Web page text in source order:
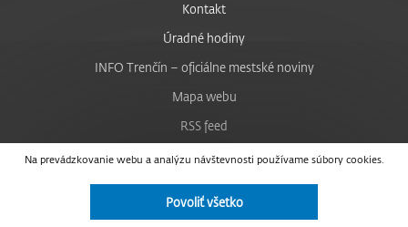
Na prevádzkovanie webu a analýzu návštevnosti používame súbory cookies.
Povoliť všetko
Kontakt
Úradné hodiny
INFO Trenčín – oficiálne mestské noviny
Mapa webu
RSS feed
Nastavenie cookies
Facebook